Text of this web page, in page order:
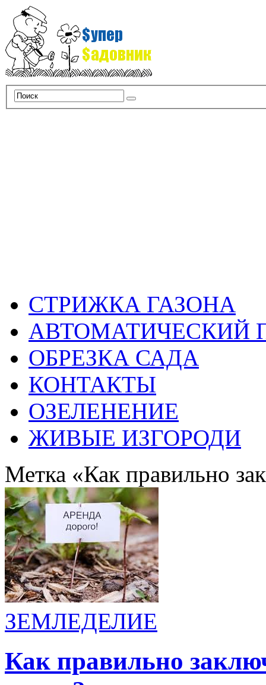
СТРИЖКА ГАЗОНА
АВТОМАТИЧЕСКИЙ
ОБРЕЗКА САДА
КОНТАКТЫ
ОЗЕЛЕНЕНИЕ
ЖИВЫЕ ИЗГОРОДИ
Метка «Как правильно
ЗЕМЛЕДЕЛИЕ
Как правильно